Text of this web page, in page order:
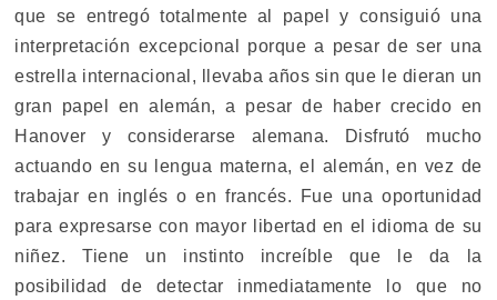
que se entregó totalmente al papel y consiguió una
interpretación excepcional porque a pesar de ser una
estrella internacional, llevaba años sin que le dieran un
gran papel en alemán, a pesar de haber crecido en
Hanover y considerarse alemana. Disfrutó mucho
actuando en su lengua materna, el alemán, en vez de
trabajar en inglés o en francés. Fue una oportunidad
para expresarse con mayor libertad en el idioma de su
niñez. Tiene un instinto increíble que le da la
posibilidad de detectar inmediatamente lo que no